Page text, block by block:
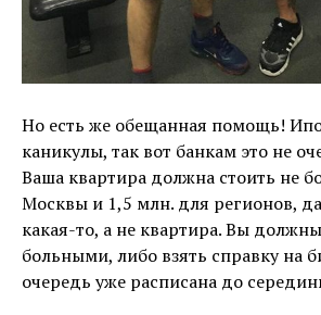
Но есть же обещанная помощь!
каникулы, так вот банкам это не
Ваша квартира должна стоить не
Москвы и 1,5 млн. для регионов,
какая-то, а не квартира. Вы
больными, либо взять справку на
очередь уже расписана до